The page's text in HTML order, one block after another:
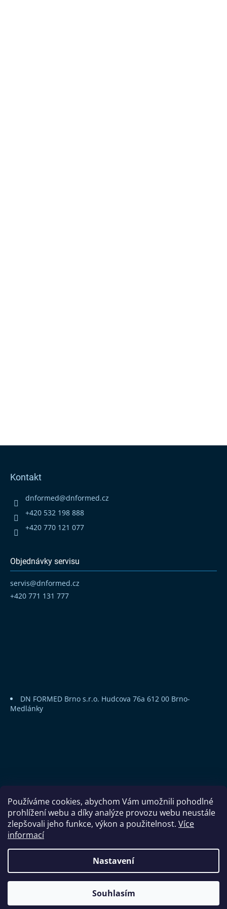
Používáme cookies, abychom Vám umožnili pohodlné
prohlížení webu a díky analýze provozu webu neustále
zlepšovali jeho funkce, výkon a použitelnost. Více
informací
Nastavení
Souhlasím
Kontakt
dnformed@dnformed.cz
+420 532 198 888
+420 770 121 077
Objednávky servisu
servis@dnformed.cz
+420 771 131 777
DN FORMED Brno s.r.o. Hudcova 76a 612 00 Brno-
Medlánky
Vytvořil Shoptet
DN FORMED Brno s.r.o.
vyhrazena.